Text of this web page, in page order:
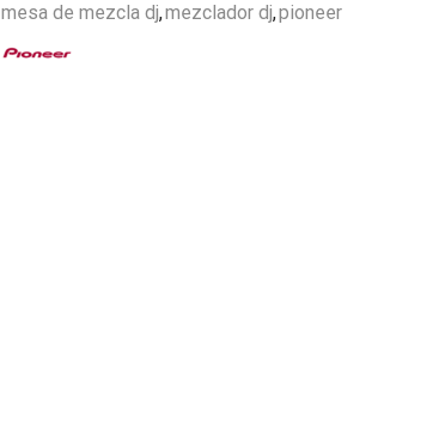
mesa de mezcla dj,mezclador dj,pioneer